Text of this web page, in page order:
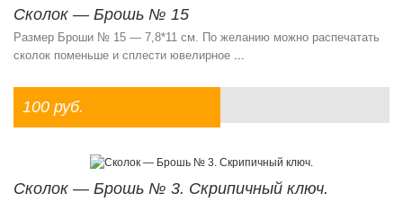
Сколок — Брошь № 15
Размер Броши № 15 — 7,8*11 см. По желанию можно распечатать
сколок поменьше и сплести ювелирное
100 руб.
Сколок — Брошь № 3. Скрипичный ключ.